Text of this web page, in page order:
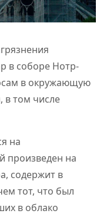
в соборе Нотр-
в окружающую
в том числе
на
произведен на
содержит в
тот, что был
в облако